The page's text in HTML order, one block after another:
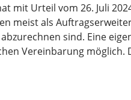
mit Urteil vom 26. Juli
meist als
sind. Eine
Vereinbarung möglich.